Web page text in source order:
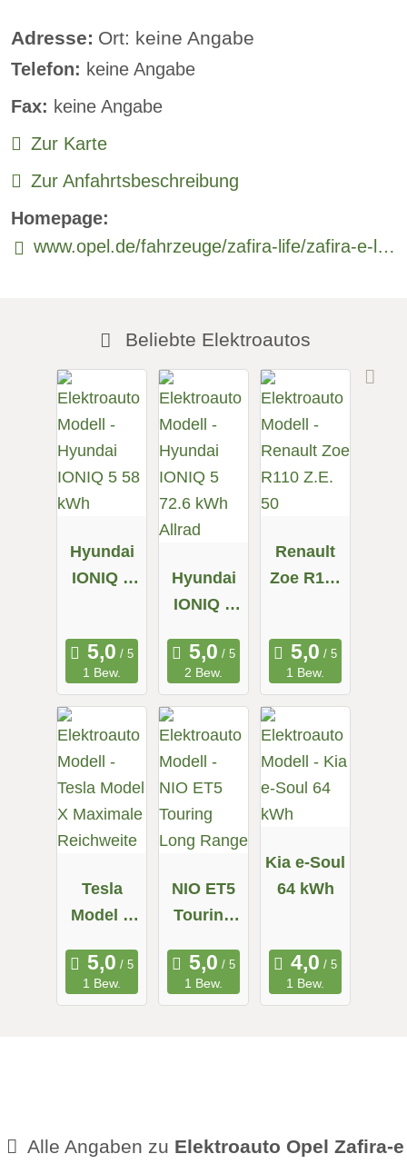
Lederlenkrad:
verfügbar
Standheizung:
verfügbar
Sprachsteuerung:
Rückfahrkamera
Sitzheizung vorne:
verfügbar
Sitzheizung hinten:
Adresse: Ort: keine Angabe
Telefon: keine Angabe
Fax: keine Angabe
Zur Karte
Zur Anfahrtsbeschreibung
Homepage:
www.opel.de/fahrzeuge/zafira-life/zafira-e-life/uebersicht.html
Beliebte Elektroautos
Hyundai
IONIQ 5
1 Bew.
Hyundai
IONIQ 5
Allrad
2 Bew.
Renault
Zoe R110
1 Bew.
Tesla
Model X
Reichweit
e
1 Bew.
NIO ET5
Touring
Range
1 Bew.
Kia e-Soul
64 kWh
1 Bew.
Alle Angaben zu Elektroauto Opel Zafira-e